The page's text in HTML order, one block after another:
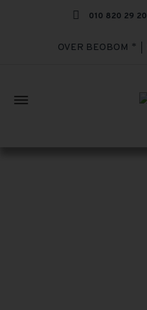
010 820 29 20
OVER BEOBOM